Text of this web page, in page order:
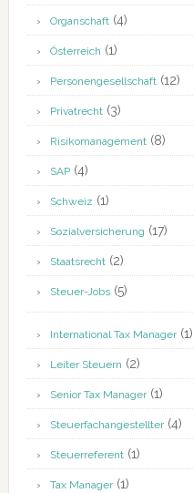
Organschaft(4)
Österreich (1)
Personengesellschaft(12)
Privatrecht(3)
Risikomanagement(8)
SAP(4)
Schweiz (1)
Sozialversicherung (17)
Staatsrecht(2)
Steuer-Jobs(5)
International Tax Manager(1)
Leiter Steuern (2)
Senior Tax Manager(1)
Steuerfachangestellter(4)
Steuerreferent(1)
Tax Manager(1)